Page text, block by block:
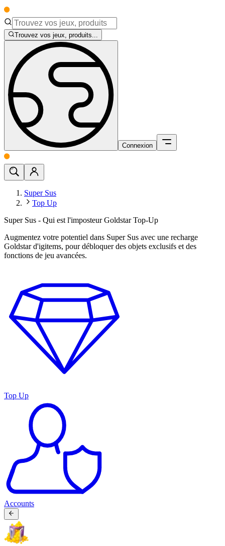
Trouvez vos jeux, produits...
Connexion
Super Sus
Top Up
Super Sus - Qui est l'imposteur Goldstar Top-Up
Augmentez votre potentiel dans Super Sus avec une recharge
Goldstar d'igitems, pour débloquer des objets exclusifs et des
fonctions de jeu avancées.
Top Up
Accounts